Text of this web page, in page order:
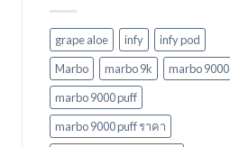
นิยม
ใหม่
ล่าสุด
ในปี
grape aloe infy
infy pod
Marbo
marbo 9k
marbo 9000
marbo 9000 puff
marbo 9000 puff ราคา